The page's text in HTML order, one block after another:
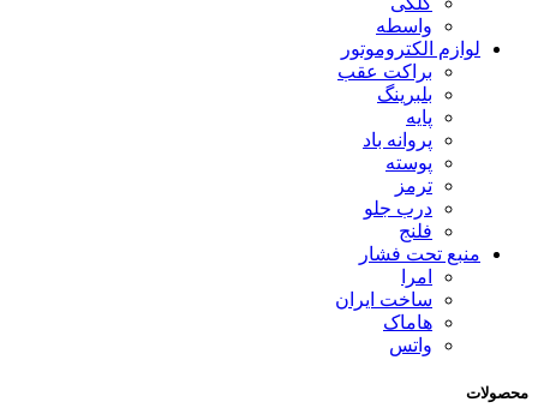
واسطه
لوازم الکتروموتور
براکت عقب
بلبرینگ
پایه
پروانه باد
پوسته
ترمز
درب جلو
فلنج
منبع تحت فشار
امرا
ساخت ایران
هاماک
واتس
محصولات